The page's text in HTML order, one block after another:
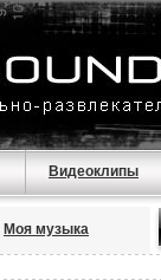
Видеоклипы
Моя музыка